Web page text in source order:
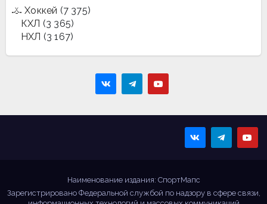
Хоккей (7 375)
КХЛ (3 365)
НХЛ (3 167)
Наименование издания: СпортМапс
Зарегистрировано Федеральной службой по надзору в сфере связи,